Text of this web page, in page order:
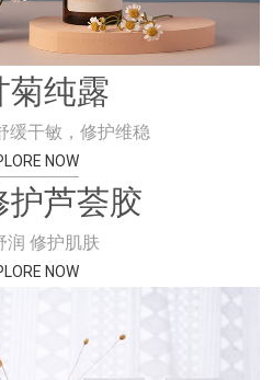
菊纯露
缓干敏，修护维稳
NOW
护芦荟胶
润 修护肌肤
NOW